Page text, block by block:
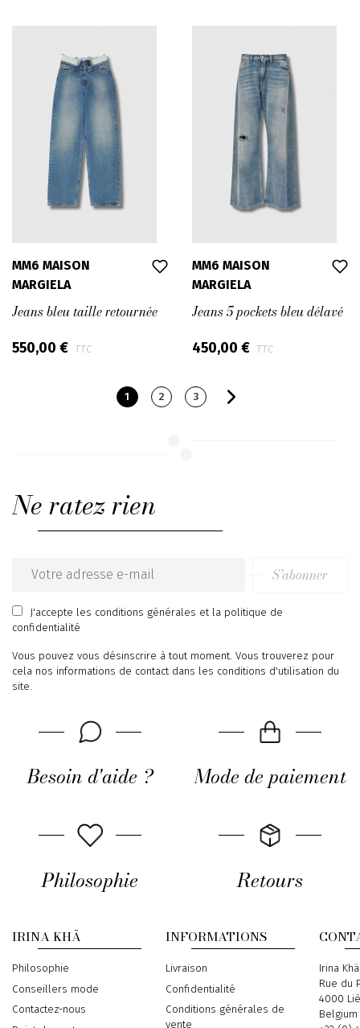
MM6 MAISON
MARGIELA
Jeans bleu taille retournée
550,00 € TTC
MM6 MAISON
MARGIELA
Jeans 5 pockets bleu délavé
450,00 € TTC
1 2 3
Ne ratez rien
Email
address
S’abonner
J'accepte les conditions générales et la politique de
confidentialité
Vous pouvez vous désinscrire à tout moment. Vous trouverez pour
cela nos informations de contact dans les conditions d'utilisation du
site.
Besoin d'aide ? Mode de paiement
Philosophie Retours
IRINA KHÄ
Philosophie
Conseillers mode
Contactez-nous
INFORMATIONS
Livraison
Confidentialité
Conditions générales de
vente
Address
Irina Khä
Rue du
4000
Belgium